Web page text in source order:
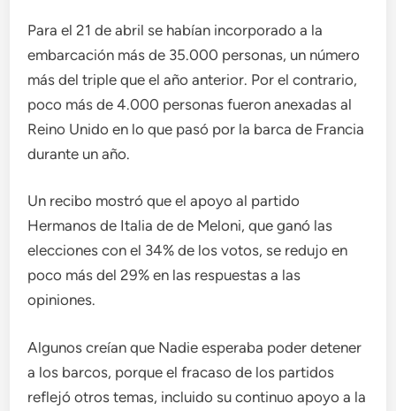
Para el 21 de abril se habían incorporado a la
embarcación más de 35.000 personas, un número
más del triple que el año anterior. Por el contrario,
poco más de 4.000 personas fueron anexadas al
Reino Unido en lo que pasó por la barca de Francia
durante un año.
Un recibo mostró que el apoyo al partido
Hermanos de Italia de de Meloni, que ganó las
elecciones con el 34% de los votos, se redujo en
poco más del 29% en las respuestas a las
opiniones.
Algunos creían que Nadie esperaba poder detener
a los barcos, porque el fracaso de los partidos
reflejó otros temas, incluido su continuo apoyo a la